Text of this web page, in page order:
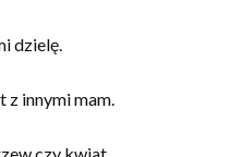
dzielę.
z innymi mam.